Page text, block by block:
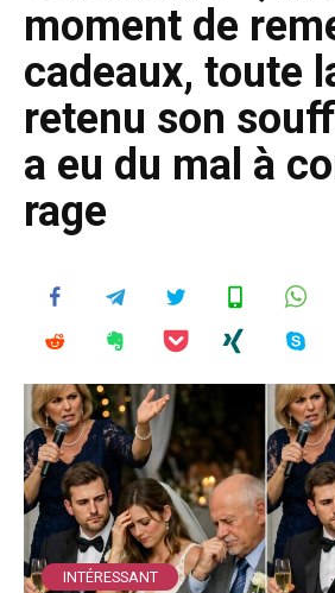
moment de
cadeaux, toute
retenu son
a eu du mal à
rage
INTÉRESSANT